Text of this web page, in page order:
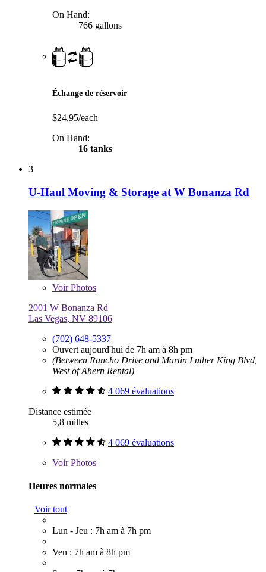
On Hand:
766 gallons
Échange de réservoir
$24,95/each
On Hand:
16 tanks
3
U-Haul Moving & Storage at W Bonanza Rd
VoirPhotos
2001 W Bonanza Rd
Las Vegas, NV 89106
(702) 648-5337
Ouvert aujourd'hui de 7h am à 8h pm
(Between Rancho Drive and Martin Luther King Blvd,
West of Ahern Rental)
4 069 évaluations
Distance estimée
5,8 milles
4 069 évaluations
VoirPhotos
Heures normales
Voir tout
Lun - Jeu : 7h am à 7h pm
Ven : 7h am à 8h pm